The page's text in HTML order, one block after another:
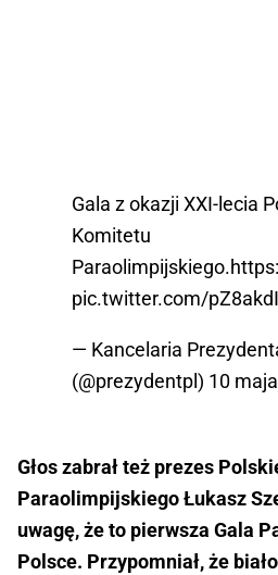
Gala z okazji XXI-lecia
Komitetu
Paraolimpijskiego.
pic.twitter.com/
— Kancelaria
(@prezydentpl) 10
Głos zabrał też prezes
Paraolimpijskiego Łukasz
uwagę, że to pierwsza Gala
Polsce. Przypomniał, że